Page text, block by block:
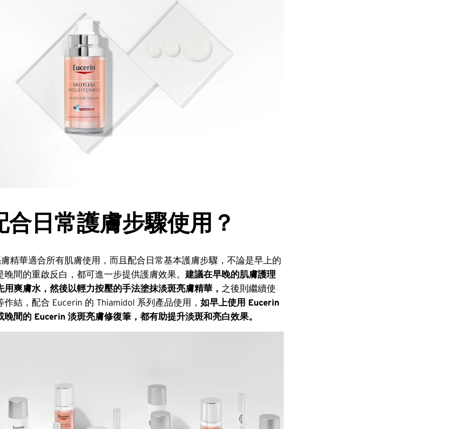
合日常護膚步驟使用？
精華適合所有肌膚使用，而且配合日常基本護膚步驟，不論是早上的
晚間的重啟反白，都可進一步提供護膚效果。 建議在早晚的肌膚護理
用爽膚水，然後以輕力按壓的手法塗抹淡斑亮膚精華， 之後則繼續使
作結，配合 Eucerin 的 Thiamidol 系列產品使用， 如早上使用 Eucerin
晚間的 Eucerin 淡斑亮膚修復筆，都有助提升淡斑和亮白效果。